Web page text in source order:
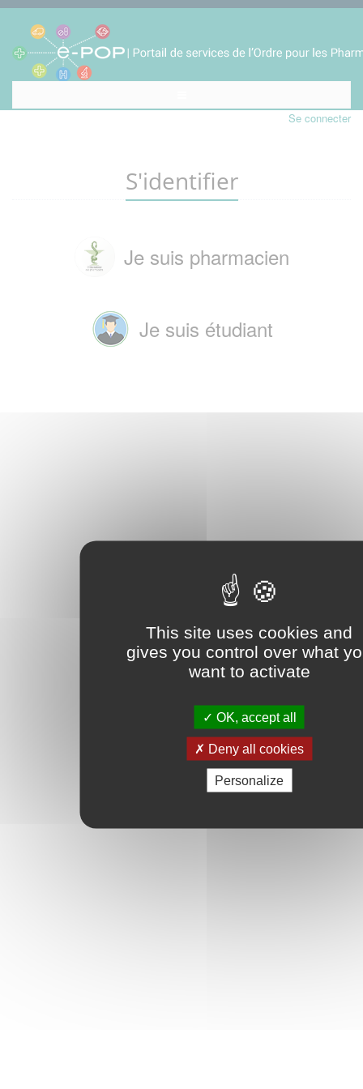
This site uses cookies and
gives you control over what
want to activate
OK, accept all
Deny all cookies
Personalize
Se connecter
S'identifier
Je suis pharmacien
Je suis étudiant